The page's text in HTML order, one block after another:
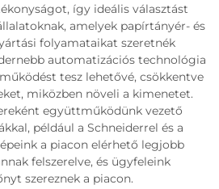
így ideális választást
amelyek papírtányér- és
folyamataikat szeretnék
automatizációs technológia
tesz lehetővé, csökkentve
miközben növeli a kimenetet.
együttműködünk vezető
például a Schneiderrel és a
a piacon elérhető legjobb
felszerelve, és ügyfeleink
szereznek a piacon.